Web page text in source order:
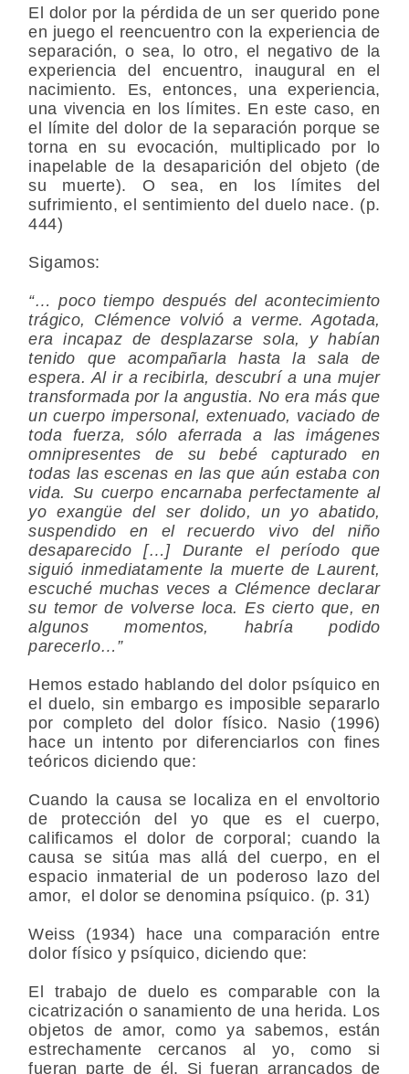
El dolor por la pérdida de un ser querido pone
en juego el reencuentro con la experiencia de
separación, o sea, lo otro, el negativo de la
experiencia del encuentro, inaugural en el
nacimiento. Es, entonces, una experiencia,
una vivencia en los límites. En este caso, en
el límite del dolor de la separación porque se
torna en su evocación, multiplicado por lo
inapelable de la desaparición del objeto (de
su muerte). O sea, en los límites del
sufrimiento, el sentimiento del duelo nace. (p.
444)
Sigamos:
“… poco tiempo después del acontecimiento
trágico, Clémence volvió a verme. Agotada,
era incapaz de desplazarse sola, y habían
tenido que acompañarla hasta la sala de
espera. Al ir a recibirla, descubrí a una mujer
transformada por la angustia. No era más que
un cuerpo impersonal, extenuado, vaciado de
toda fuerza, sólo aferrada a las imágenes
omnipresentes de su bebé capturado en
todas las escenas en las que aún estaba con
vida. Su cuerpo encarnaba perfectamente al
yo exangüe del ser dolido, un yo abatido,
suspendido en el recuerdo vivo del niño
desaparecido […] Durante el período que
siguió inmediatamente la muerte de Laurent,
escuché muchas veces a Clémence declarar
su temor de volverse loca. Es cierto que, en
algunos momentos, habría podido
parecerlo…”
Hemos estado hablando del dolor psíquico en
el duelo, sin embargo es imposible separarlo
por completo del dolor físico. Nasio (1996)
hace un intento por diferenciarlos con fines
teóricos diciendo que:
Cuando la causa se localiza en el envoltorio
de protección del yo que es el cuerpo,
calificamos el dolor de corporal; cuando la
causa se sitúa mas allá del cuerpo, en el
espacio inmaterial de un poderoso lazo del
amor, el dolor se denomina psíquico. (p. 31)
Weiss (1934) hace una comparación entre
dolor físico y psíquico, diciendo que:
El trabajo de duelo es comparable con la
cicatrización o sanamiento de una herida. Los
objetos de amor, como ya sabemos, están
estrechamente cercanos al yo, como si
fueran parte de él. Si fueran arrancados de